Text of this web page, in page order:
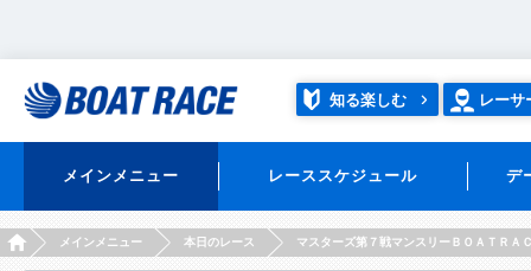
知る楽しむ レーサ
メインメニュー レーススケジュール デ
HOMEメインメニュー 本日のレース マスターズ第７戦マンスリーＢＯＡＴＲＡ